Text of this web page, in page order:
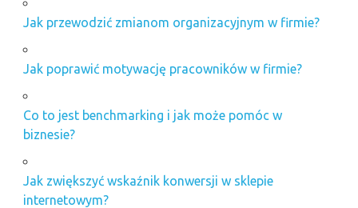
Jak przewodzić zmianom organizacyjnym w firmie?
Jak poprawić motywację pracowników w firmie?
Co to jest benchmarking i jak może pomóc w
biznesie?
Jak zwiększyć wskaźnik konwersji w sklepie
internetowym?